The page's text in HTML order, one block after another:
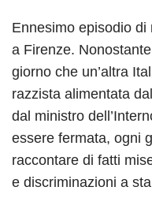
Ennesimo episodio
a Firenze.
giorno che un’altra
razzista alimentata
dal ministro
essere fermata, ogni
raccontare di fatti
e discriminazioni a